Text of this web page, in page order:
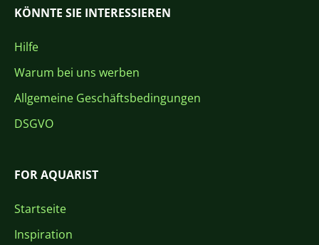
KÖNNTE SIE INTERESSIEREN
Hilfe
Warum bei uns werben
Allgemeine Geschäftsbedingungen
DSGVO
FOR AQUARIST
Startseite
Inspiration